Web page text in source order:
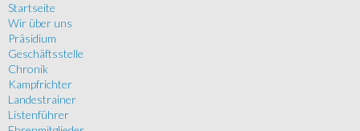
Startseite
Wir über uns
Präsidium
Geschäftsstelle
Chronik
Kampfrichter
Landestrainer
Listenführer